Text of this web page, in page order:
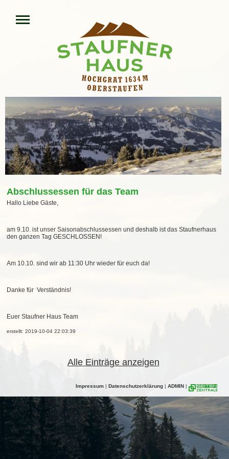
Abschlussessen für das Team
Hallo Liebe Gäste,
am 9.10. ist unser Saisonabschlussessen und deshalb ist das Staufnerhaus
den ganzen Tag GESCHLOSSEN!
Am 10.10. sind wir ab 11:30 Uhr wieder für euch da!
Danke für Verständnis!
Euer Staufner Haus Team
erstellt: 2019-10-04 22:03:39
Alle Einträge anzeigen
Impressum | Datenschutzerklärung | ADMIN |